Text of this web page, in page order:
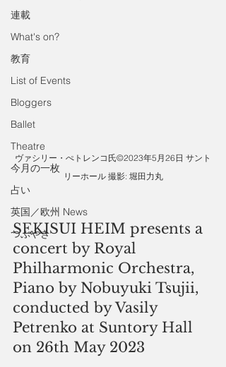
連載
What's on?
教育
List of Events
Bloggers
Ballet
Theatre
今月の一枚
占い
英国／欧州 News
つぶやき
ヴァシリー・ぺトレンコ氏©2023年5月26日 サント
リーホール 撮影: 堀田力丸
SEKISUI HEIM presents a
concert by Royal
Philharmonic Orchestra,
Piano by Nobuyuki Tsujii,
conducted by Vasily
Petrenko at Suntory Hall
on 26th May 2023